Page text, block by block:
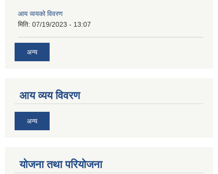
आय व्वयको विवरण
मिति: 07/19/2023 - 13:07
अन्य
आय व्यय विवरण
अन्य
याेजना तथा परियाेजना